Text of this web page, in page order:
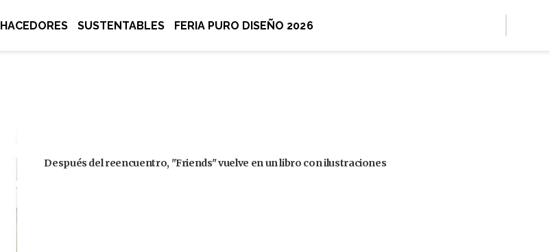
HACEDORES SUSTENTABLES FERIA PURO DISEÑO 2026
Después del reencuentro, "Friends" vuelve en un libro con ilustraciones